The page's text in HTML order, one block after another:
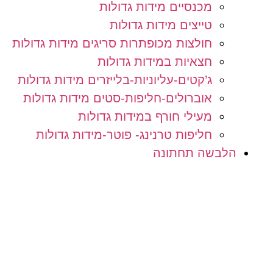
מכנסיים מידות גדולות
טייצים מידות גדולות
חולצות מכופתרות סריגים מידות גדולות
חצאיות במידות גדולות
ג’קטים-עליוניות-בלייזרים מידות גדולות
אוברולים-חליפות-סטים מידות גדולות
מעילי חורף במידות גדולות
חליפות טרנינג- פוטר-מידות גדולות
הלבשה תחתונה